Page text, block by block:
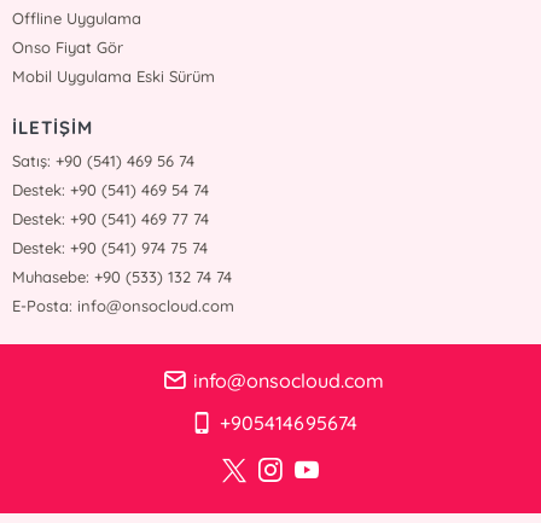
Offline Uygulama
Onso Fiyat Gör
Mobil Uygulama Eski Sürüm
İLETİŞİM
Satış: +90 (541) 469 56 74
Destek: +90 (541) 469 54 74
Destek: +90 (541) 469 77 74
Destek: +90 (541) 974 75 74
Muhasebe: +90 (533) 132 74 74
E-Posta: info@onsocloud.com
info@onsocloud.com
+905414695674